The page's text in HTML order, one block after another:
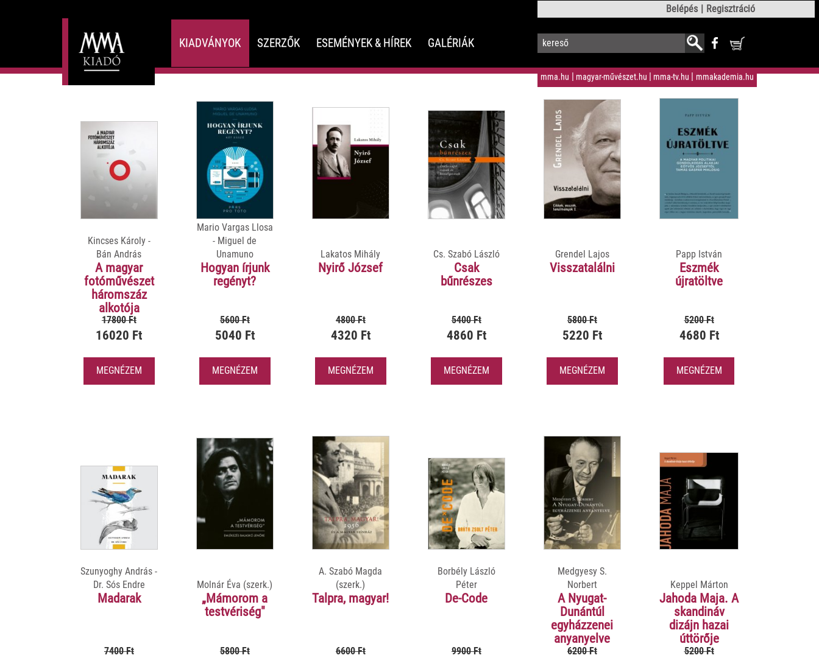
Belépés Regisztráció
mma.hu magyar-művészet.hu mma-tv.hu mmakademia.hu
KIADVÁNYOK SZERZŐK ESEMÉNYEK & HÍREK GALÉRIÁK
Kincses Károly -
Bán András
A magyar
fotóművészet
háromszáz
alkotója
17800 Ft
16020 Ft
MEGNÉZEM
Mario Vargas Llosa
- Miguel de
Unamuno
Hogyan írjunk
regényt?
5600 Ft
5040 Ft
MEGNÉZEM
Lakatos Mihály
Nyirő József
4800 Ft
4320 Ft
MEGNÉZEM
Cs. Szabó László
Csak
bűnrészes
5400 Ft
4860 Ft
MEGNÉZEM
Grendel Lajos
Visszatalálni
5800 Ft
5220 Ft
MEGNÉZEM
Papp István
Eszmék
újratöltve
5200 Ft
4680 Ft
MEGNÉZEM
Szunyoghy András -
Dr. Sós Endre
Madarak
7400 Ft
Molnár Éva (szerk.)
„Mámorom a
testvériség"
5800 Ft
A. Szabó Magda
(szerk.)
Talpra, magyar!
6600 Ft
Borbély László
Péter
De-Code
9900 Ft
Medgyesy S.
Norbert
A Nyugat-
Dunántúl
egyházzenei
anyanyelve
6200 Ft
Keppel Márton
Jahoda Maja. A
skandináv
dizájn hazai
úttörője
5200 Ft